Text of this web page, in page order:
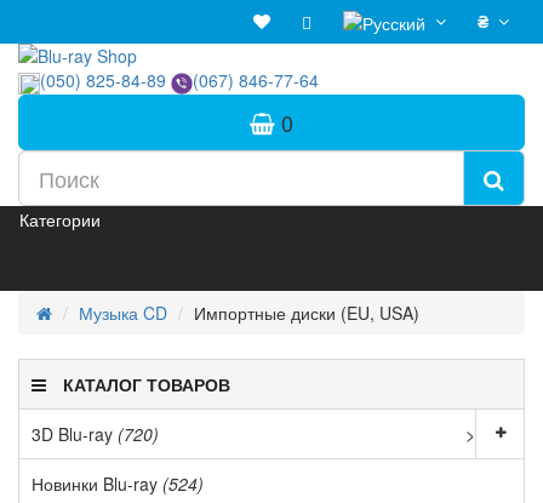
₴
(050) 825-84-89 (067) 846-77-64
0
Категории
Музыка CD Импортные диски (EU, USA)
КАТАЛОГ ТОВАРОВ
3D Blu-ray (720) >
Новинки Blu-ray (524)